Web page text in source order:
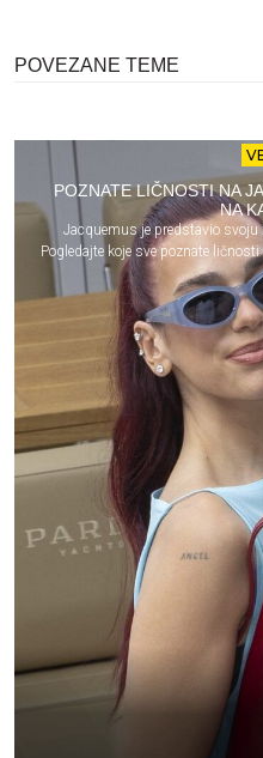
POVEZANE TEME
POZNATE LIČNOSTI NA
NA
Jacquemus je predstavio svoju
Pogledajte koje sve poznate